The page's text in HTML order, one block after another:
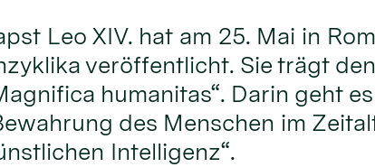
Leo XIV. hat am 25. Mai in
veröffentlicht. Sie trägt
humanitas“. Darin geht
des Menschen im
Intelligenz“.